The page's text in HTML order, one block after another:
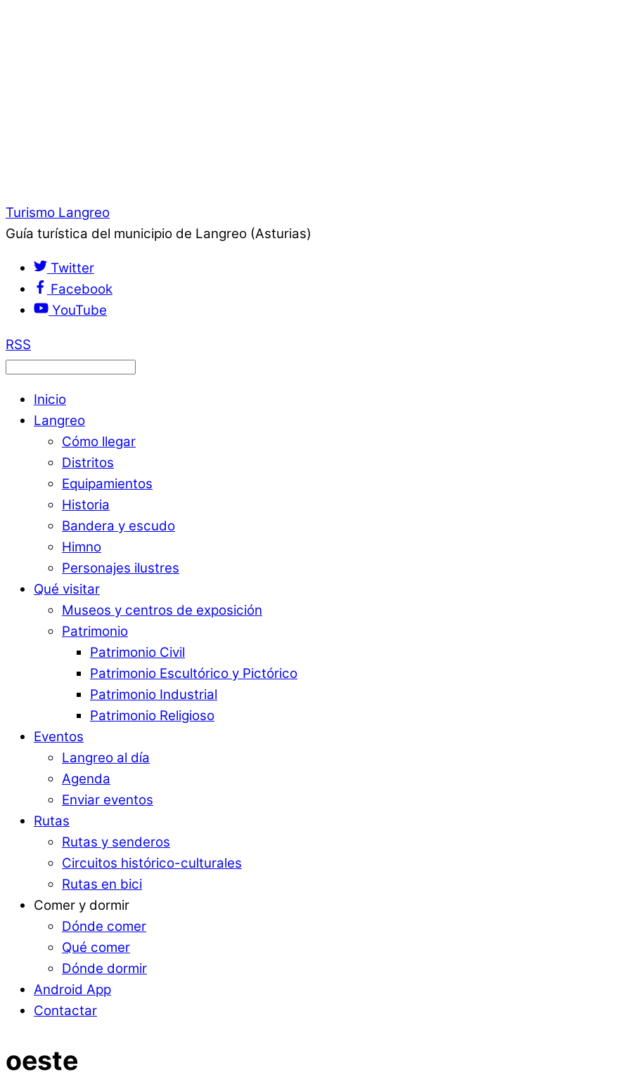
Turismo Langreo
Guía turística del municipio de Langreo (Asturias)
Twitter
Facebook
YouTube
RSS
Inicio
Langreo
Cómo llegar
Distritos
Equipamientos
Historia
Bandera y escudo
Himno
Personajes ilustres
Qué visitar
Museos y centros de exposición
Patrimonio
Patrimonio Civil
Patrimonio Escultórico y Pictórico
Patrimonio Industrial
Patrimonio Religioso
Eventos
Langreo al día
Agenda
Enviar eventos
Rutas
Rutas y senderos
Circuitos histórico-culturales
Rutas en bici
Comer y dormir
Dónde comer
Qué comer
Dónde dormir
Android App
Contactar
oeste